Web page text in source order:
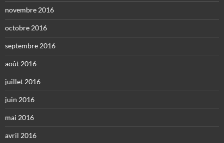
novembre 2016
octobre 2016
septembre 2016
août 2016
juillet 2016
juin 2016
mai 2016
avril 2016